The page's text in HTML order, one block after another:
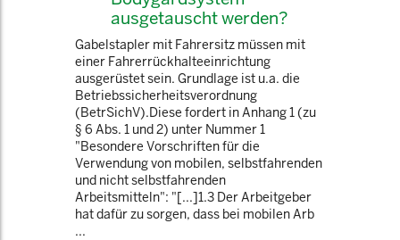
ausgetauscht werden?
Gabelstapler mit Fahrersitz müssen mit
einer Fahrerrückhalteeinrichtung
ausgerüstet sein. Grundlage ist u.a. die
Betriebssicherheitsverordnung
(BetrSichV).Diese fordert in Anhang 1 (zu
§ 6 Abs. 1 und 2) unter Nummer 1
"Besondere Vorschriften für die
Verwendung von mobilen, selbstfahrenden
und nicht selbstfahrenden
Arbeitsmitteln": "[...]1.3 Der Arbeitgeber
hat dafür zu sorgen, dass bei mobilen Arb
...